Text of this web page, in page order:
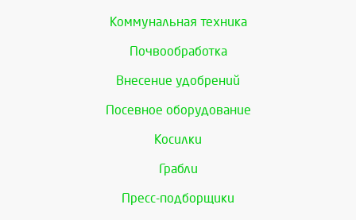
Коммунальная техника
Почвообработка
Внесение удобрений
Посевное оборудование
Косилки
Грабли
Пресс-подборщики